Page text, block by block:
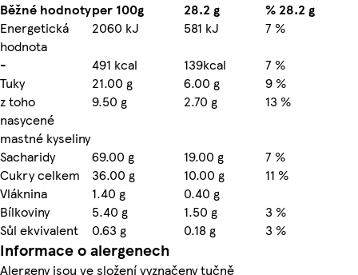
Běžné hodnotyper 100g 28.2 g
% 28.2 g
Energetická
hodnota
2060 kJ 581 kJ
7 %
-
491 kcal 139kcal
7 %
Tuky
21.00 g 6.00 g
9 %
z toho
nasycené
mastné kyseliny
9.50 g 2.70 g 13 %
Sacharidy 69.00 g 19.00 g
7 %
Cukry celkem
36.00 g 10.00 g
11 %
Vláknina
1.40 g
0.40 g
Bílkoviny
5.40 g 1.50 g
3 %
Sůl ekvivalent
0.63 g 0.18 g 3 %
Informace o alergenech
Alergeny jsou ve složení vyznačeny tučně